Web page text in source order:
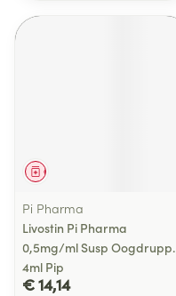
Geneesmiddel
Pi Pharma
Livostin Pi Pharma
0,5mg/ml Susp Oogdrupp.
4ml Pip
€ 14,14